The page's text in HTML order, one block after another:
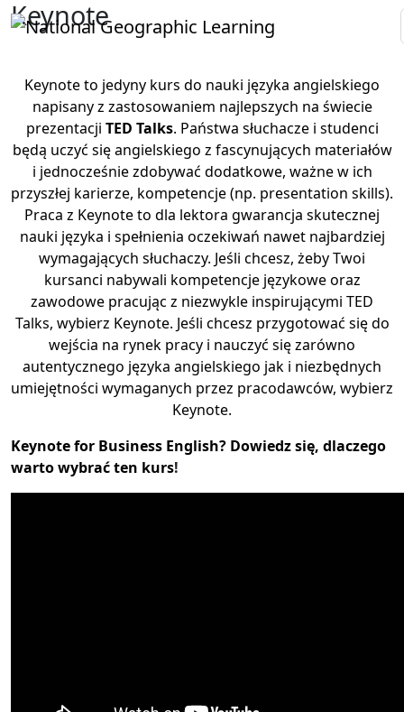
Keynote
Keynote to jedyny kurs do nauki języka angielskiego
napisany z zastosowaniem najlepszych na świecie
prezentacji TED Talks. Państwa słuchacze i studenci
będą uczyć się angielskiego z fascynujących materiałów
i jednocześnie zdobywać dodatkowe, ważne w ich
przyszłej karierze, kompetencje (np. presentation skills).
Praca z Keynote to dla lektora gwarancja skutecznej
nauki języka i spełnienia oczekiwań nawet najbardziej
wymagających słuchaczy. Jeśli chcesz, żeby Twoi
kursanci nabywali kompetencje językowe oraz
zawodowe pracując z niezwykle inspirującymi TED
Talks, wybierz Keynote. Jeśli chcesz przygotować się do
wejścia na rynek pracy i nauczyć się zarówno
autentycznego języka angielskiego jak i niezbędnych
umiejętności wymaganych przez pracodawców, wybierz
Keynote.
Keynote for Business English? Dowiedz się, dlaczego
warto wybrać ten kurs!